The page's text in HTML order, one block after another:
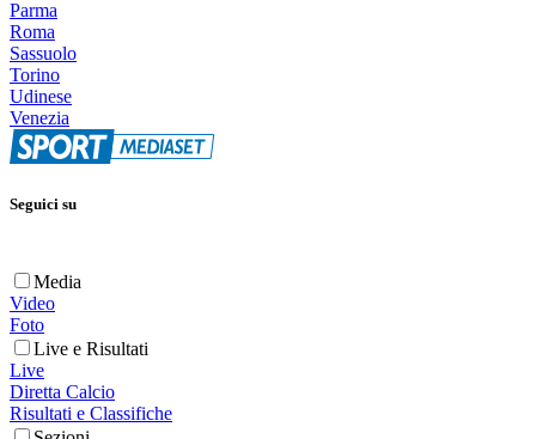
Parma
Roma
Sassuolo
Torino
Udinese
Venezia
Seguici su
Media
Video
Foto
Live e Risultati
Live
Diretta Calcio
Risultati e Classifiche